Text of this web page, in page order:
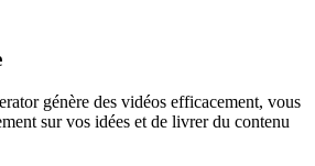
génère des vidéos efficacement, vous
sur vos idées et de livrer du contenu